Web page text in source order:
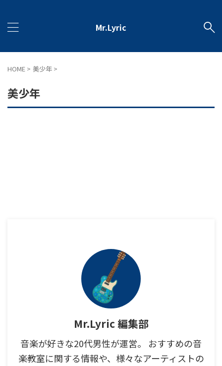
Mr.Lyric
HOME > 美少年 >
美少年
Mr.Lyric 編集部
音楽が好きな20代男性が運営。 おすすめの音
楽教室に関する情報や、様々なアーティストの